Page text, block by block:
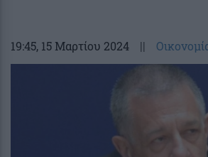
19:45, 15 Μαρτίου 2024 ||